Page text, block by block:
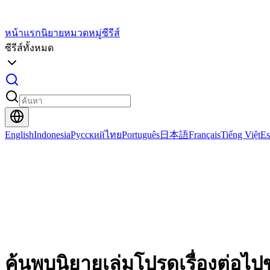
หน้าแรกนิยายหมวดหมู่ซีรีส์
ซีรีส์ทั้งหมด
EnglishIndonesiaРусскийไทยPortuguês日本語FrançaisTiếng Việt
ค้นพบนิยายเล่มโปรดเรื่องต่อไ